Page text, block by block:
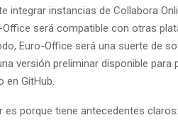
integrar instancias de Collabora
será compatible con otras
Euro-Office será una suerte de
versión preliminar disponible
en GitHub.
porque tiene antecedentes claros: